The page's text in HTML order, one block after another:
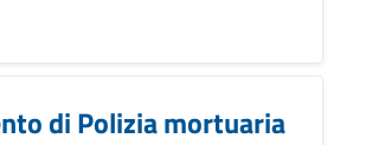
di Polizia mortuaria